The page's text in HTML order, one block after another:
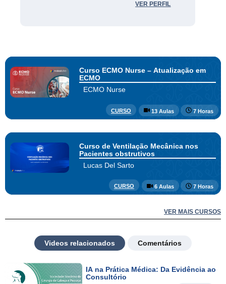
VER PERFIL
Curso ECMO Nurse – Atualização em
ECMO
ECMO Nurse
CURSO 13 Aulas 7 Horas
Curso de Ventilação Mecânica nos
Pacientes obstrutivos
Lucas Del Sarto
CURSO 6 Aulas 7 Horas
VER MAIS CURSOS
Videos relacionados Comentários
IA na Prática Médica: Da Evidência ao
Consultório